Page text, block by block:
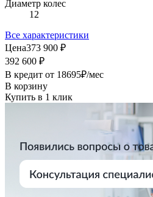
Диаметр колес
12
Все характеристики
Цена373 900 ₽
392 600 ₽
В кредит от 18695₽/мес
В корзину
Купить в 1 клик